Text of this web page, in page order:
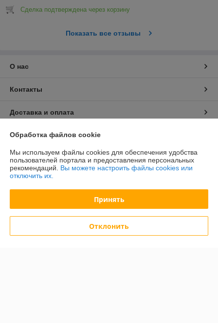
Сделка подтверждена через корзину
Показать все отзывы
О нас
Контакты
Доставка и оплата
График работы
Полная версия сайта
Политика обработки cookies
Сайт создан на платформе Deal.by
Информация для покупателя
Обработка файлов cookie
Мы используем файлы cookies для обеспечения удобства
пользователей портала и предоставления персональных
рекомендаций. Вы можете настроить файлы cookies или
отключить их.
Принять
Отклонить